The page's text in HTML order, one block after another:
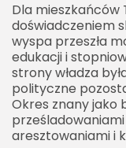
Dla mieszkańców
doświadczeniem
wyspa przeszła
edukacji i
strony władza
polityczne
Okres znany jako
aresztowaniami i